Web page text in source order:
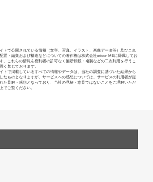
トで公開されている情報（文字、写真、イラスト、画像データ等）及びこれ
置・編集および構造などについての著作権は株式会社oricon MEに帰属してお
。これらの情報を権利者の許可なく無断転載・複製などの二次利用を行うこ
く禁じております。
トで掲載しているすべての情報やデータは、当社の調査に基づいた結果から
たものとなりますが、サービスへの感想については、サービスの利用者が提
た見解・感想となっており、当社の見解・意見ではないことをご理解いただ
でご覧ください。